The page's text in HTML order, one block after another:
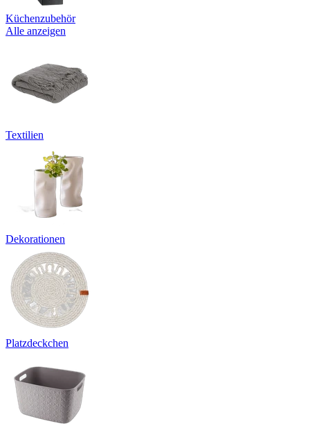
Küchenzubehör
Alle anzeigen
Textilien
Dekorationen
Platzdeckchen